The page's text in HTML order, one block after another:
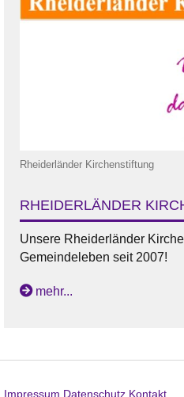
Rheiderländer Kirchenstiftung
RHEIDERLÄNDER
Unsere Rheiderländer
Gemeindeleben seit 2007!
mehr...
Impressum Datenschutz Kontakt